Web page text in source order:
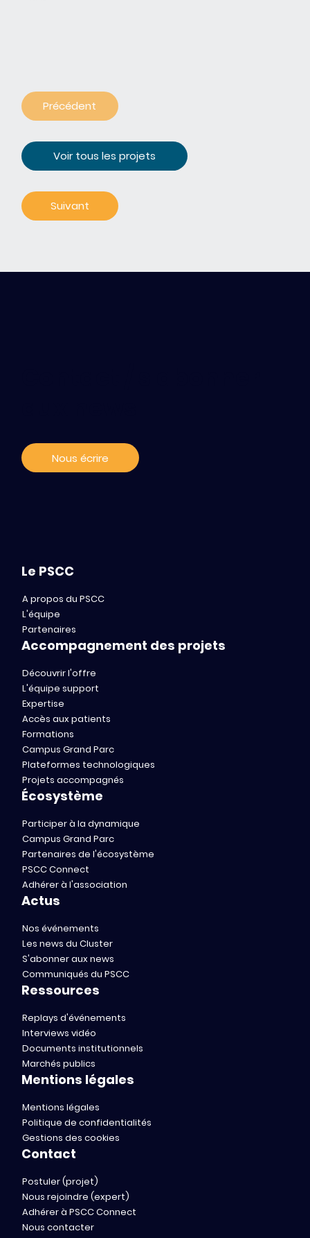
Précédent
Voir tous les projets
Nous écrire
Le PSCC
A propos du PSCC
L'équipe
Partenaires
Accompagnement des projets
Découvrir l'offre
L'équipe support
Expertise
Accès aux patients
Formations
Campus Grand Parc
Plateformes technologiques
Projets accompagnés
Écosystème
Participer à la dynamique
Campus Grand Parc
Partenaires de l'écosystème
PSCC Connect
Adhérer à l'association
Actus
Nos événements
Les news du Cluster
S'abonner aux news
Communiqués du PSCC
Ressources
Replays d'événements
Interviews vidéo
Documents institutionnels
Marchés publics
Mentions légales
Mentions légales
Politique de confidentialités
Gestions des cookies
Contact
Postuler (projet)
Nous rejoindre (expert)
Adhérer à PSCC Connect
Nous contacter